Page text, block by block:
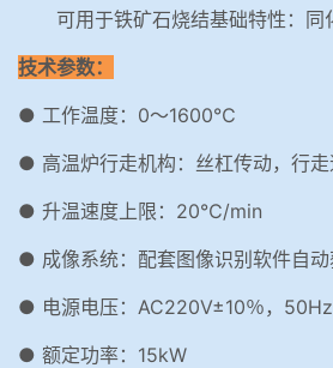
可用于铁矿石烧结基础特性：同
技术参数：
● 工作温度：0～1600℃
● 高温炉行走机构：丝杠传动，行走
● 升温速度上限：20℃/min
● 成像系统：配套图像识别软件自
● 电源电压：AC220V±10％，50Hz
● 额定功率：15kW